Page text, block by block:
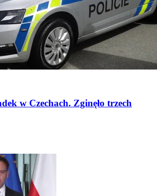
w Czechach. Zginęło trzech